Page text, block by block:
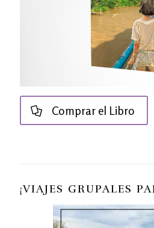
Comprar el Libro
¡VIAJES GRUPALES